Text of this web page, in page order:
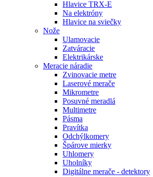
Hlavice TRX-E
Na elektróny
Hlavice na sviečky
Nože
Ulamovacie
Zatváracie
Elektrikárske
Meracie náradie
Zvinovacie metre
Laserové merače
Mikrometre
Posuvné meradlá
Multimetre
Pásma
Pravítka
Odchýlkomery
Špárove mierky
Uhlomery
Uholníky
Digitálne merače - detektory